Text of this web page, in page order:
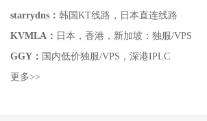
starrydns： 韩国KT线路，日本直连线路
KVMLA： 日本，香港，新加坡：独服/VPS
GGY： 国内低价独服/VPS，深港IPLC
更多>>